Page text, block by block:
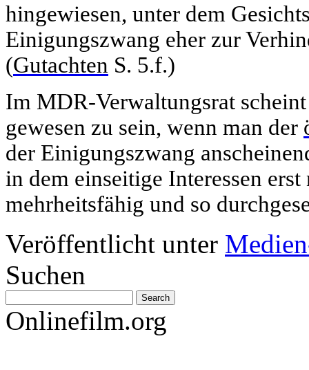
hingewiesen, unter dem
Einigungszwang eher zur
(Gutachten S. 5.f.)
Im MDR-Verwaltungsrat
gewesen zu sein, wenn man der
der Einigungszwang
in dem einseitige Interessen
mehrheitsfähig und so
Veröffentlicht unter
Suchen
Onlinefilm.org